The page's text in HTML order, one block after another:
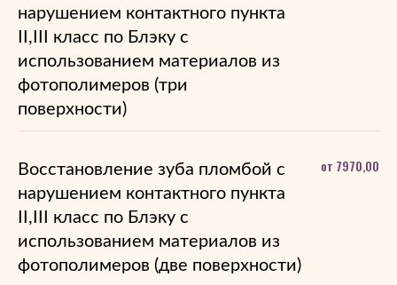
нарушением контактного пункта
II,III класс по Блэку с
использованием материалов из
фотополимеров (три
поверхности)
Восстановление зуба пломбой с
нарушением контактного пункта
II,III класс по Блэку с
использованием материалов из
фотополимеров (две поверхности)
от 7970,00